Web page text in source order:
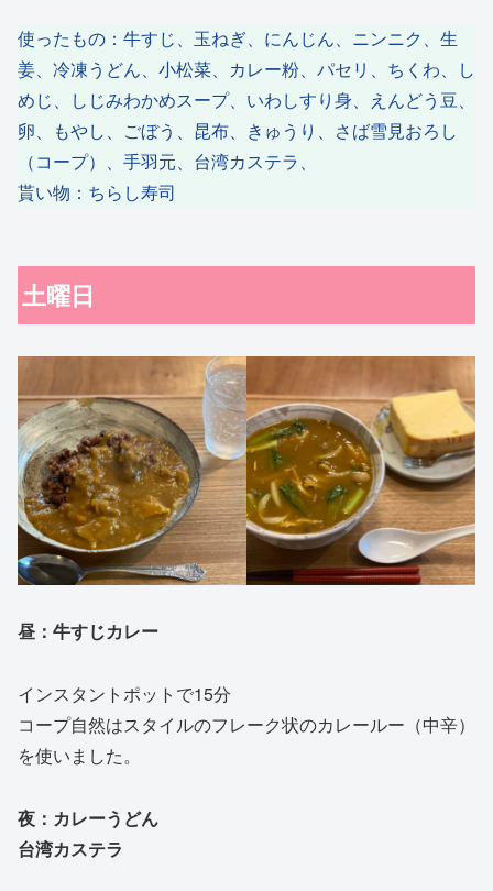
使ったもの：牛すじ、玉ねぎ、にんじん、ニンニク、生
姜、冷凍うどん、小松菜、カレー粉、パセリ、ちくわ、し
めじ、しじみわかめスープ、いわしすり身、えんどう豆、
卵、もやし、ごぼう、昆布、きゅうり、さば雪見おろし
（コープ）、手羽元、台湾カステラ、
貰い物：ちらし寿司
土曜日
昼：牛すじカレー
インスタントポットで15分
コープ自然はスタイルのフレーク状のカレールー（中辛）
を使いました。
夜：カレーうどん
台湾カステラ